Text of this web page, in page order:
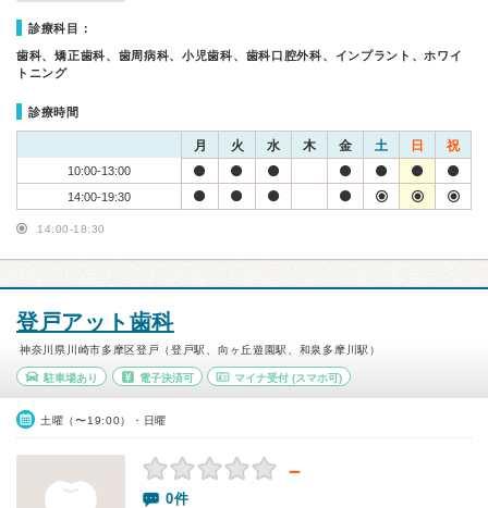
診療科目：
歯科、矯正歯科、歯周病科、小児歯科、歯科口腔外科、インプラント、ホワイ
トニング
診療時間
月 火 水 木 金 土 日 祝
10:00-13:00
14:00-19:30
14:00-18:30
登戸アット歯科
神奈川県川崎市多摩区登戸（登戸駅、向ヶ丘遊園駅、和泉多摩川駅）
駐車場あり 電子決済可 マイナ受付 (スマホ可)
土曜（〜19:00）・日曜
－
0件